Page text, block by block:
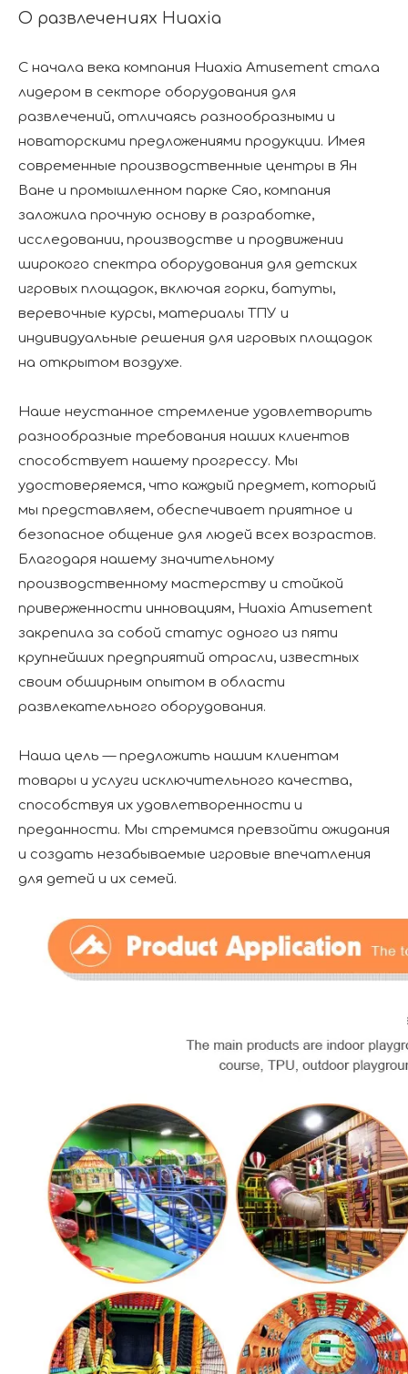
О развлечениях Huaxia
С начала века компания Huaxia Amusement стала
лидером в секторе оборудования для
развлечений, отличаясь разнообразными и
новаторскими предложениями продукции. Имея
современные производственные центры в Ян
Ване и промышленном парке Сяо, компания
заложила прочную основу в разработке,
исследовании, производстве и продвижении
широкого спектра оборудования для детских
игровых площадок, включая горки, батуты,
веревочные курсы, материалы ТПУ и
индивидуальные решения для игровых площадок
на открытом воздухе.
Наше неустанное стремление удовлетворить
разнообразные требования наших клиентов
способствует нашему прогрессу. Мы
удостоверяемся, что каждый предмет, который
мы представляем, обеспечивает приятное и
безопасное общение для людей всех возрастов.
Благодаря нашему значительному
производственному мастерству и стойкой
приверженности инновациям, Huaxia Amusement
закрепила за собой статус одного из пяти
крупнейших предприятий отрасли, известных
своим обширным опытом в области
развлекательного оборудования.
Наша цель — предложить нашим клиентам
товары и услуги исключительного качества,
способствуя их удовлетворенности и
преданности. Мы стремимся превзойти ожидания
и создать незабываемые игровые впечатления
для детей и их семей.